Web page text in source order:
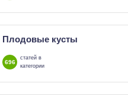
Плодовые кусты
696
статей в
категории